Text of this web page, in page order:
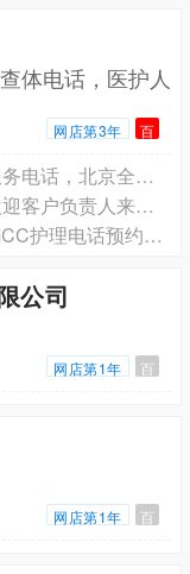
体电话，医护人
网店第3年 百
小红书轩泽健康北京市专业护士上门服务电话，北京全覆盖 打针/护士输液/picc维护/输液港维护/采血/换药拆线
北京昌平区护士上门服务电话预约，欢迎客户负责人来电洽谈
北京海淀区专业护士上门输液港维护PICC护理电话预约，欢迎客户负责人来电洽谈
公司
网店第1年 百
网店第1年 百